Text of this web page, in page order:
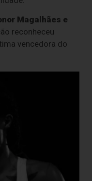
Magalhães e
reconheceu
vencedora do